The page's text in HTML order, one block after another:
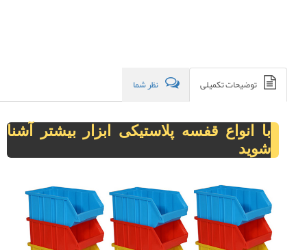
توضیحات تکمیلی نظر شما
با انواع قفسه پلاستیکی ابزار بیشتر آشنا
شوید